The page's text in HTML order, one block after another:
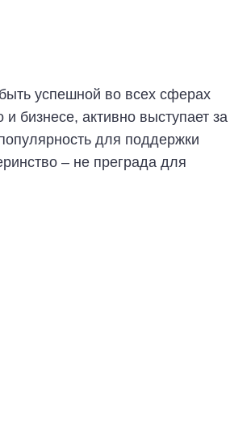
успешной во всех сферах
бизнесе, активно выступает за
для поддержки
– не преграда для